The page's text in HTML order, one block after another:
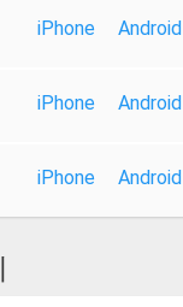
iPhone Android
iPhone Android
iPhone Android